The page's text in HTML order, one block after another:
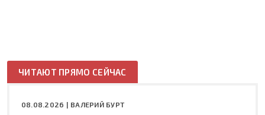
ЧИТАЮТ ПРЯМО СЕЙЧАС
08.08.2026 | ВАЛЕРИЙ БУРТ